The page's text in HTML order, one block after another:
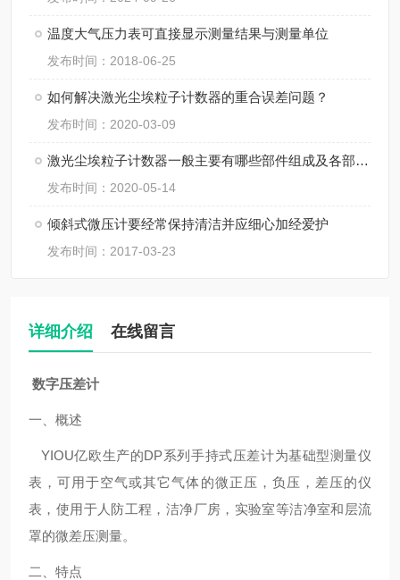
温度大气压力表可直接显示测量结果与测量单位
发布时间：2018-06-25
如何解决激光尘埃粒子计数器的重合误差问题？
发布时间：2020-03-09
激光尘埃粒子计数器一般主要有哪些部件组成及各部分功能
发布时间：2020-05-14
倾斜式微压计要经常保持清洁并应细心加经爱护
发布时间：2017-03-23
详细介绍 在线留言
数字压差计
一、概述
YIOU亿欧生产的DP系列手持式压差计为基础型测量仪
表，可用于空气或其它气体的微正压，负压，差压的仪
表，使用于人防工程，洁净厂房，实验室等洁净室和层流
罩的微差压测量。
二、特点